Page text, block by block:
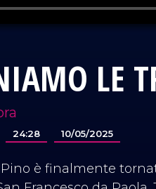
LE
24:28 10/05/2025
è finalmente